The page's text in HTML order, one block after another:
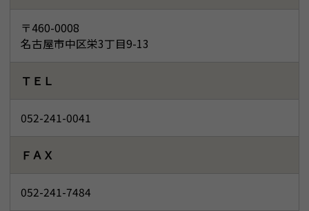
〒460-0008
名古屋市中区栄3丁目9-13
ＴＥＬ
052-241-0041
ＦＡＸ
052-241-7484